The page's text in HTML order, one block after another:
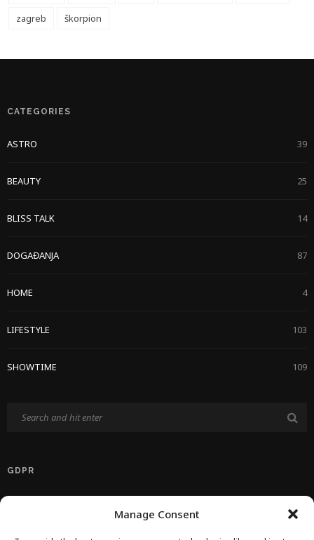
Manage Consent
zagreb
škorpion
CATEGORIES
ASTRO 39
BEAUTY 25
BLISS TALK 14
DOGAĐANJA 87
HOME 4
LIFESTYLE 103
SHOWTIME 109
GDPR